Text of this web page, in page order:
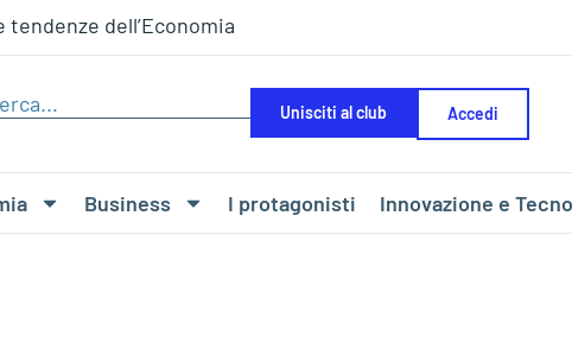
dell’Economia
Unisciti al club Accedi
Business I protagonisti Innovazione e